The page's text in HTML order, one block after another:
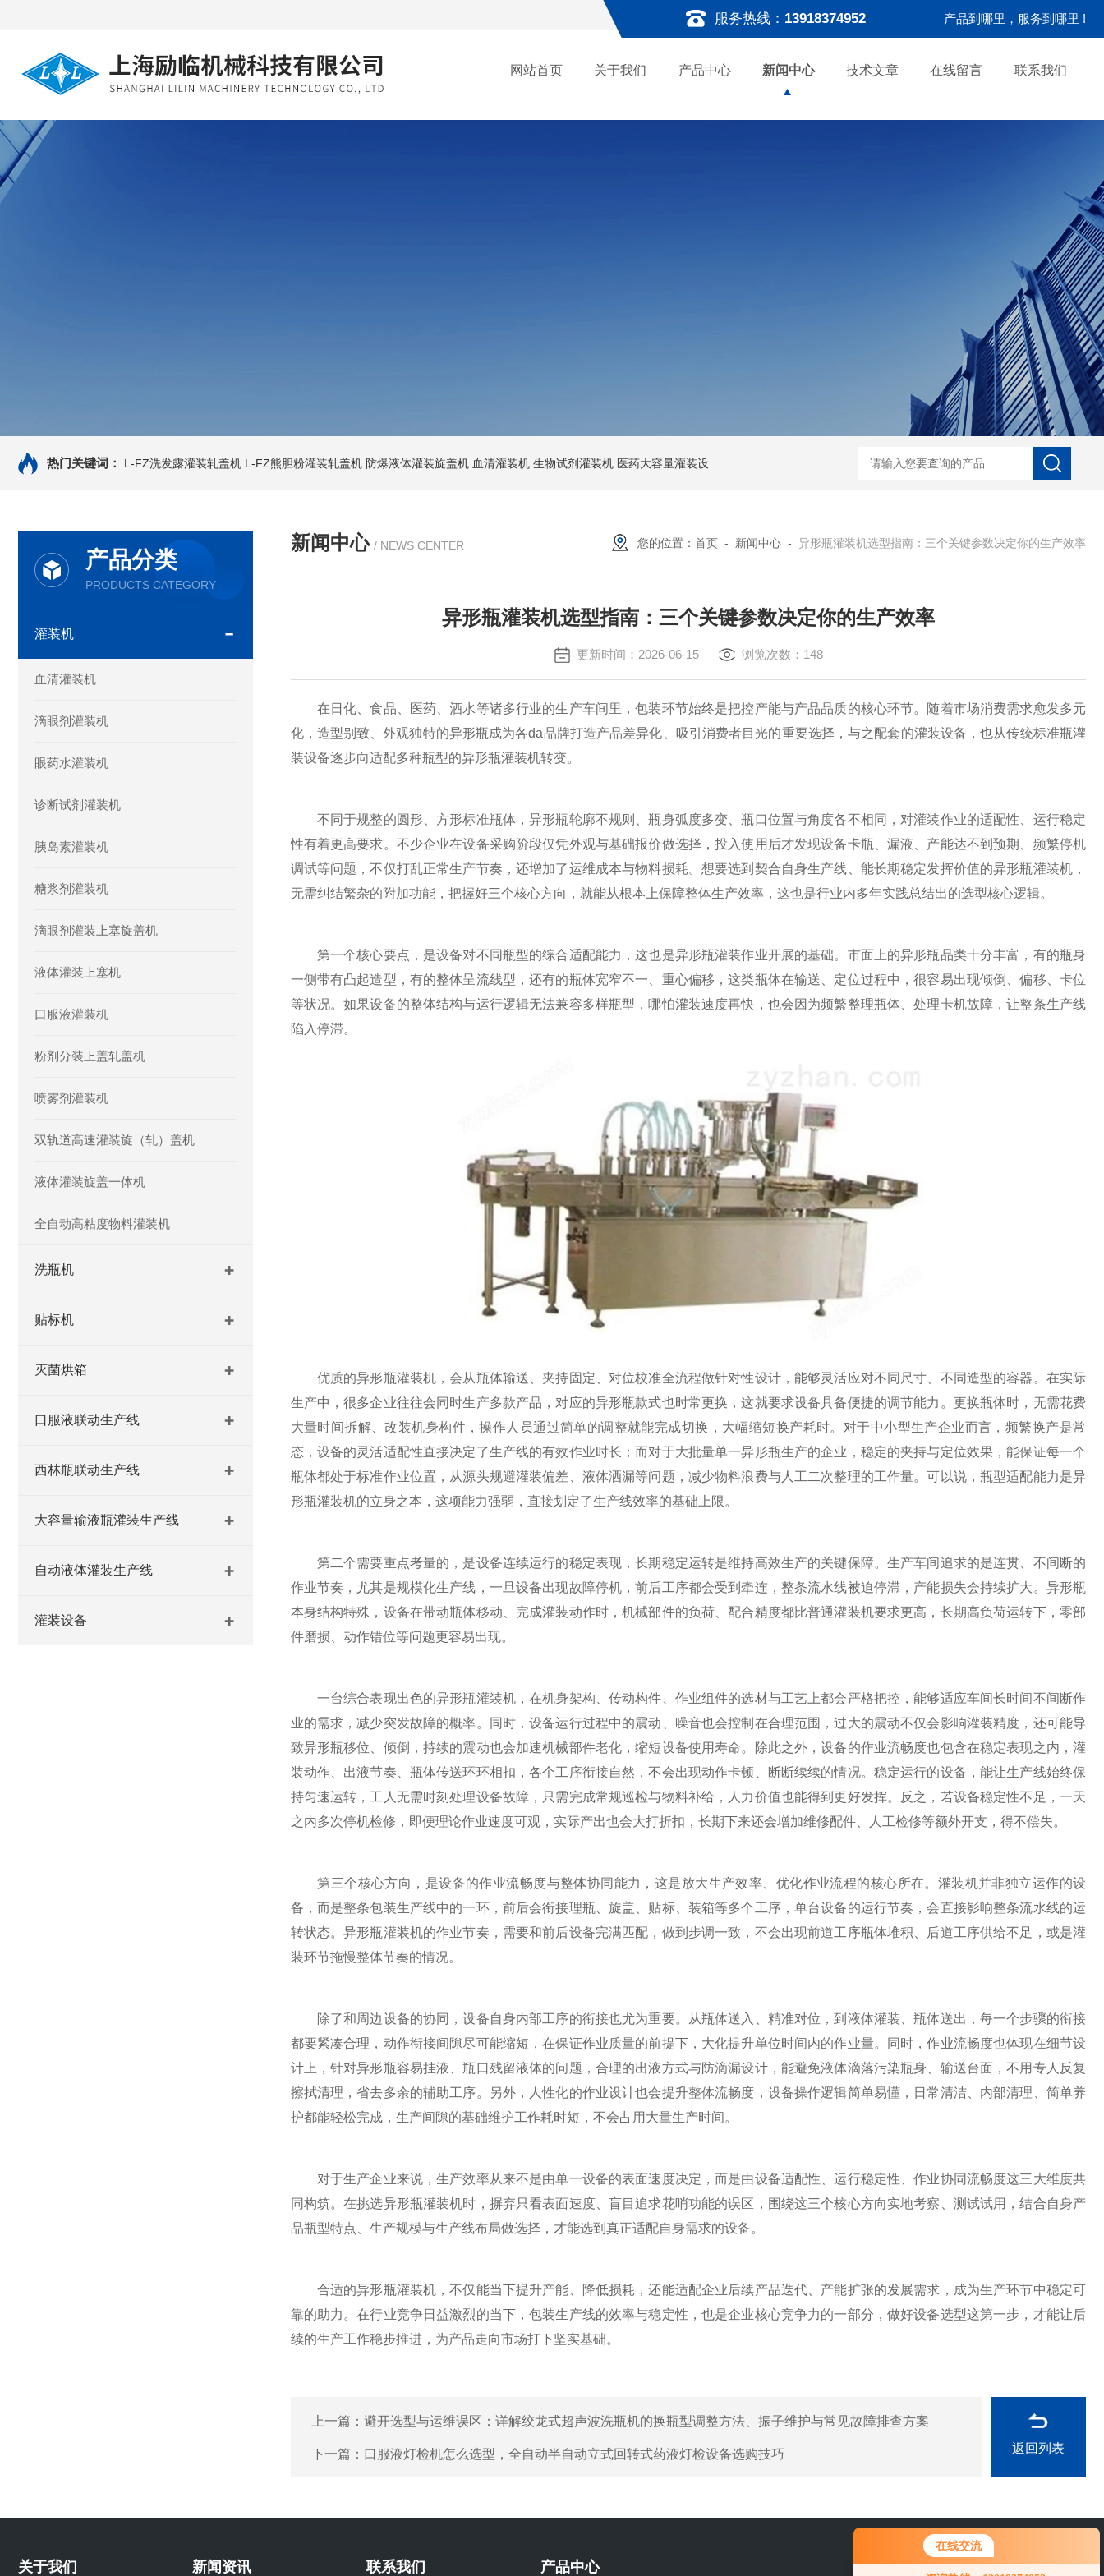
在线交流
服务热线： 13918374952 产品到哪里，服务到哪里 !
网站首页 关于我们 产品中心 新闻中心 技术文章 在线留言 联系我们
热门关键词： L-FZ洗发露灌装轧盖机 L-FZ熊胆粉灌装轧盖机 防爆液体灌装旋盖机 血清灌装机 生物试剂灌装机 医药大容量灌装设备 节能型口服液联动生产线 洗、烘、灌、封联动生产线 对开门干燥灭菌烘箱
产品分类
PRODUCTS CATEGORY
灌装机
血清灌装机
滴眼剂灌装机
眼药水灌装机
诊断试剂灌装机
胰岛素灌装机
糖浆剂灌装机
滴眼剂灌装上塞旋盖机
液体灌装上塞机
口服液灌装机
粉剂分装上盖轧盖机
喷雾剂灌装机
双轨道高速灌装旋（轧）盖机
液体灌装旋盖一体机
全自动高粘度物料灌装机
洗瓶机
贴标机
灭菌烘箱
口服液联动生产线
西林瓶联动生产线
大容量输液瓶灌装生产线
自动液体灌装生产线
灌装设备
新闻中心 / NEWS CENTER 您的位置： 首页 - 新闻中心 - 异形瓶灌装机选型指南：三个关键参数决定你的生产效率
异形瓶灌装机选型指南：三个关键参数决定你的生产效率
更新时间：2026-06-15 浏览次数：148
在日化、食品、医药、酒水等诸多行业的生产车间里，包装环节始终是把控产能与产品品质的核心环节。随着市场消费需求愈发多元
化，造型别致、外观独特的异形瓶成为各da品牌打造产品差异化、吸引消费者目光的重要选择，与之配套的灌装设备，也从传统标准瓶灌
装设备逐步向适配多种瓶型的异形瓶灌装机转变。
不同于规整的圆形、方形标准瓶体，异形瓶轮廓不规则、瓶身弧度多变、瓶口位置与角度各不相同，对灌装作业的适配性、运行稳定
性有着更高要求。不少企业在设备采购阶段仅凭外观与基础报价做选择，投入使用后才发现设备卡瓶、漏液、产能达不到预期、频繁停机
调试等问题，不仅打乱正常生产节奏，还增加了运维成本与物料损耗。想要选到契合自身生产线、能长期稳定发挥价值的异形瓶灌装机，
无需纠结繁杂的附加功能，把握好三个核心方向，就能从根本上保障整体生产效率，这也是行业内多年实践总结出的选型核心逻辑。
第一个核心要点，是设备对不同瓶型的综合适配能力，这也是异形瓶灌装作业开展的基础。市面上的异形瓶品类十分丰富，有的瓶身
一侧带有凸起造型，有的整体呈流线型，还有的瓶体宽窄不一、重心偏移，这类瓶体在输送、定位过程中，很容易出现倾倒、偏移、卡位
等状况。如果设备的整体结构与运行逻辑无法兼容多样瓶型，哪怕灌装速度再快，也会因为频繁整理瓶体、处理卡机故障，让整条生产线
陷入停滞。
优质的异形瓶灌装机，会从瓶体输送、夹持固定、对位校准全流程做针对性设计，能够灵活应对不同尺寸、不同造型的容器。在实际
生产中，很多企业往往会同时生产多款产品，对应的异形瓶款式也时常更换，这就要求设备具备便捷的调节能力。更换瓶体时，无需花费
大量时间拆解、改装机身构件，操作人员通过简单的调整就能完成切换，大幅缩短换产耗时。对于中小型生产企业而言，频繁换产是常
态，设备的灵活适配性直接决定了生产线的有效作业时长；而对于大批量单一异形瓶生产的企业，稳定的夹持与定位效果，能保证每一个
瓶体都处于标准作业位置，从源头规避灌装偏差、液体洒漏等问题，减少物料浪费与人工二次整理的工作量。可以说，瓶型适配能力是异
形瓶灌装机的立身之本，这项能力强弱，直接划定了生产线效率的基础上限。
第二个需要重点考量的，是设备连续运行的稳定表现，长期稳定运转是维持高效生产的关键保障。生产车间追求的是连贯、不间断的
作业节奏，尤其是规模化生产线，一旦设备出现故障停机，前后工序都会受到牵连，整条流水线被迫停滞，产能损失会持续扩大。异形瓶
本身结构特殊，设备在带动瓶体移动、完成灌装动作时，机械部件的负荷、配合精度都比普通灌装机要求更高，长期高负荷运转下，零部
件磨损、动作错位等问题更容易出现。
一台综合表现出色的异形瓶灌装机，在机身架构、传动构件、作业组件的选材与工艺上都会严格把控，能够适应车间长时间不间断作
业的需求，减少突发故障的概率。同时，设备运行过程中的震动、噪音也会控制在合理范围，过大的震动不仅会影响灌装精度，还可能导
致异形瓶移位、倾倒，持续的震动也会加速机械部件老化，缩短设备使用寿命。除此之外，设备的作业流畅度也包含在稳定表现之内，灌
装动作、出液节奏、瓶体传送环环相扣，各个工序衔接自然，不会出现动作卡顿、断断续续的情况。稳定运行的设备，能让生产线始终保
持匀速运转，工人无需时刻处理设备故障，只需完成常规巡检与物料补给，人力价值也能得到更好发挥。反之，若设备稳定性不足，一天
之内多次停机检修，即便理论作业速度可观，实际产出也会大打折扣，长期下来还会增加维修配件、人工检修等额外开支，得不偿失。
第三个核心方向，是设备的作业流畅度与整体协同能力，这是放大生产效率、优化作业流程的核心所在。灌装机并非独立运作的设
备，而是整条包装生产线中的一环，前后会衔接理瓶、旋盖、贴标、装箱等多个工序，单台设备的运行节奏，会直接影响整条流水线的运
转状态。异形瓶灌装机的作业节奏，需要和前后设备完满匹配，做到步调一致，不会出现前道工序瓶体堆积、后道工序供给不足，或是灌
装环节拖慢整体节奏的情况。
除了和周边设备的协同，设备自身内部工序的衔接也尤为重要。从瓶体送入、精准对位，到液体灌装、瓶体送出，每一个步骤的衔接
都要紧凑合理，动作衔接间隙尽可能缩短，在保证作业质量的前提下，大化提升单位时间内的作业量。同时，作业流畅度也体现在细节设
计上，针对异形瓶容易挂液、瓶口残留液体的问题，合理的出液方式与防滴漏设计，能避免液体滴落污染瓶身、输送台面，不用专人反复
擦拭清理，省去多余的辅助工序。另外，人性化的作业设计也会提升整体流畅度，设备操作逻辑简单易懂，日常清洁、内部清理、简单养
护都能轻松完成，生产间隙的基础维护工作耗时短，不会占用大量生产时间。
对于生产企业来说，生产效率从来不是由单一设备的表面速度决定，而是由设备适配性、运行稳定性、作业协同流畅度这三大维度共
同构筑。在挑选异形瓶灌装机时，摒弃只看表面速度、盲目追求花哨功能的误区，围绕这三个核心方向实地考察、测试试用，结合自身产
品瓶型特点、生产规模与生产线布局做选择，才能选到真正适配自身需求的设备。
合适的异形瓶灌装机，不仅能当下提升产能、降低损耗，还能适配企业后续产品迭代、产能扩张的发展需求，成为生产环节中稳定可
靠的助力。在行业竞争日益激烈的当下，包装生产线的效率与稳定性，也是企业核心竞争力的一部分，做好设备选型这第一步，才能让后
续的生产工作稳步推进，为产品走向市场打下坚实基础。
上一篇： 避开选型与运维误区：详解绞龙式超声波洗瓶机的换瓶型调整方法、振子维护与常见故障排查方案
下一篇： 口服液灯检机怎么选型，全自动半自动立式回转式药液灯检设备选购技巧 返回列表
关于我们 新闻资讯 联系我们 产品中心 21-69236040